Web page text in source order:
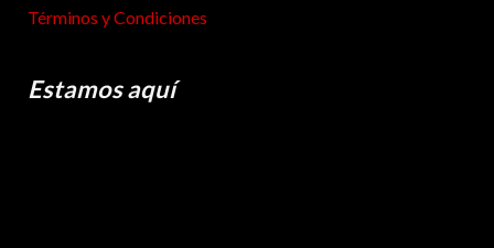
Términos y Condiciones
Estamos aquí